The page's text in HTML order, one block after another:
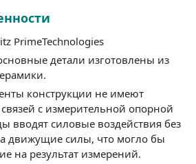
PrimeTechnologies
детали изготовлены из
конструкции не имеют
с измерительной опорной
вводят силовые воздействия без
движущие силы, что могло бы
на результат измерений.